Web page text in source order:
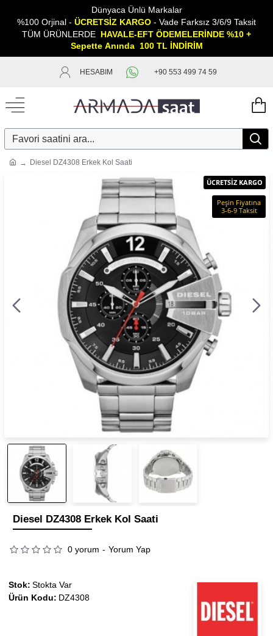
Dünyaca Ünlü Markalar
%100 Orjinal - ÜCRETSİZ KARGO - Vade Farksız 3/6/9 Taksit
TÜM ÜRÜNLERDE HAVALE-EFT ÖDEMELERİNDE %10 +
Sepette Anında 100 TL İNDİRİM
HESABIM +90 553 499 74 59
Diesel DZ4308 Erkek Kol Saati
ÜCRETSİZ KARGO
Peşin Fiyatına
3-6-9 Taksit
Diesel DZ4308 Erkek Kol Saati
0 yorum - Yorum Yap
Stok: Stokta Var
Ürün Kodu: DZ4308